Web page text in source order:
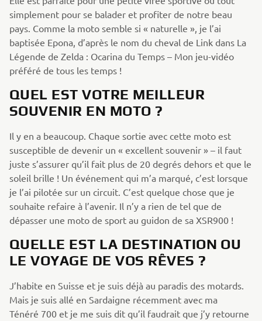
simplement pour se balader et profiter de notre beau
pays. Comme la moto semble si « naturelle », je l’ai
baptisée Epona, d’après le nom du cheval de Link dans La
Légende de Zelda : Ocarina du Temps – Mon jeu-vidéo
préféré de tous les temps !
QUEL EST VOTRE MEILLEUR
SOUVENIR EN MOTO ?
Il y en a beaucoup. Chaque sortie avec cette moto est
susceptible de devenir un « excellent souvenir » – il faut
juste s’assurer qu’il fait plus de 20 degrés dehors et que le
soleil brille ! Un événement qui m’a marqué, c’est lorsque
je l’ai pilotée sur un circuit. C’est quelque chose que je
souhaite refaire à l’avenir. Il n’y a rien de tel que de
dépasser une moto de sport au guidon de sa XSR900 !
QUELLE EST LA DESTINATION OU
LE VOYAGE DE VOS RÊVES ?
J’habite en Suisse et je suis déjà au paradis des motards.
Mais je suis allé en Sardaigne récemment avec ma
Ténéré 700 et je me suis dit qu’il faudrait que j’y retourne